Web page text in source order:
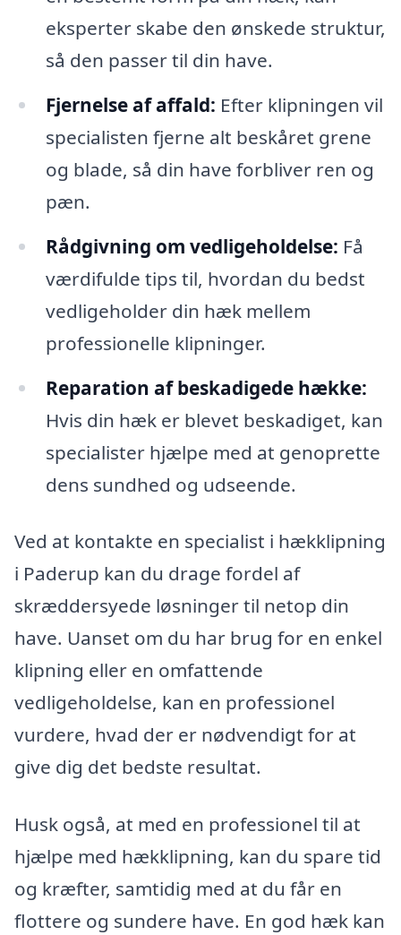
eksperter skabe den ønskede struktur,
så den passer til din have.
Fjernelse af affald: Efter klipningen vil
specialisten fjerne alt beskåret grene
og blade, så din have forbliver ren og
pæn.
Rådgivning om vedligeholdelse: Få
værdifulde tips til, hvordan du bedst
vedligeholder din hæk mellem
professionelle klipninger.
Reparation af beskadigede hække:
Hvis din hæk er blevet beskadiget, kan
specialister hjælpe med at genoprette
dens sundhed og udseende.
Ved at kontakte en specialist i hækklipning
i Paderup kan du drage fordel af
skræddersyede løsninger til netop din
have. Uanset om du har brug for en enkel
klipning eller en omfattende
vedligeholdelse, kan en professionel
vurdere, hvad der er nødvendigt for at
give dig det bedste resultat.
Husk også, at med en professionel til at
hjælpe med hækklipning, kan du spare tid
og kræfter, samtidig med at du får en
flottere og sundere have. En god hæk kan